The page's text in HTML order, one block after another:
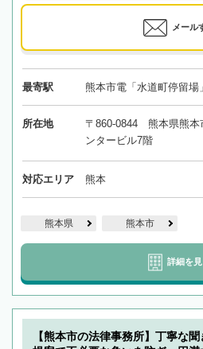
メール
最寄駅 熊本市電「水道町停留場
所在地
〒860-0844 熊本県熊本
ンタービル7階
対応エリア 熊本
熊本県 熊本市
詳細を見
【熊本市の法律事務所】丁寧な